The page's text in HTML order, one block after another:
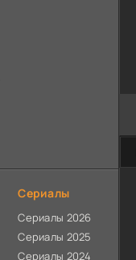
Сериалы
Сериалы 2026
Сериалы 2025
Сериалы 2024